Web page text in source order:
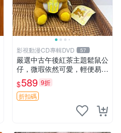
影視動漫CD專輯DVD 57
嚴選中古午後紅茶主題鬆鼠公
仔，微瑕依然可愛，輕便易運
送 二手收藏推薦 工廠直營 快
遞到府 中古 玩偶 公仔
$589 9折
折扣碼